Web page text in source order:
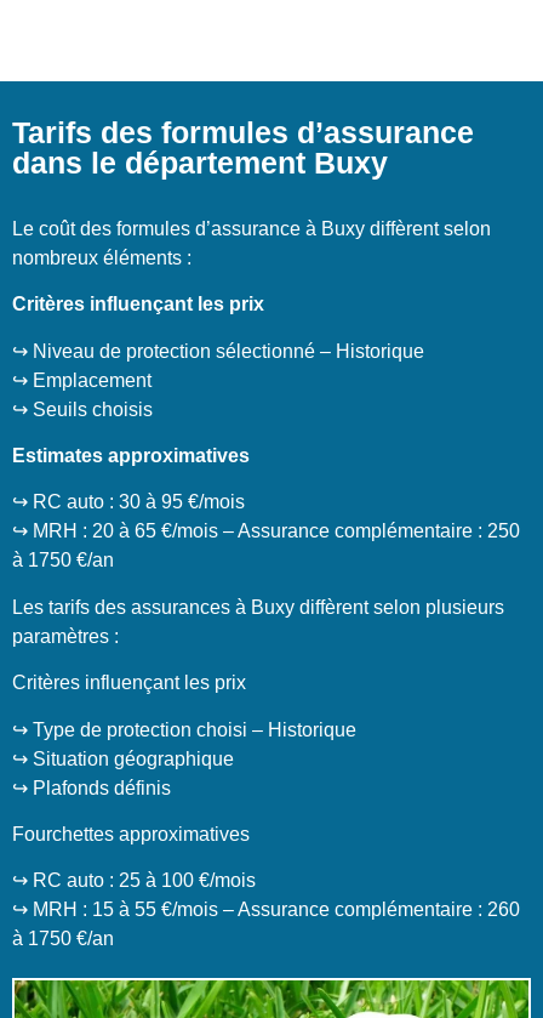
Tarifs des formules d’assurance
dans le département Buxy
Le coût des formules d’assurance à Buxy diffèrent selon
nombreux éléments :
Critères influençant les prix
↪️ Niveau de protection sélectionné – Historique
↪️ Emplacement
↪️ Seuils choisis
Estimates approximatives
↪️ RC auto : 30 à 95 €/mois
↪️ MRH : 20 à 65 €/mois – Assurance complémentaire : 250
à 1750 €/an
Les tarifs des assurances à Buxy diffèrent selon plusieurs
paramètres :
Critères influençant les prix
↪️ Type de protection choisi – Historique
↪️ Situation géographique
↪️ Plafonds définis
Fourchettes approximatives
↪️ RC auto : 25 à 100 €/mois
↪️ MRH : 15 à 55 €/mois – Assurance complémentaire : 260
à 1750 €/an